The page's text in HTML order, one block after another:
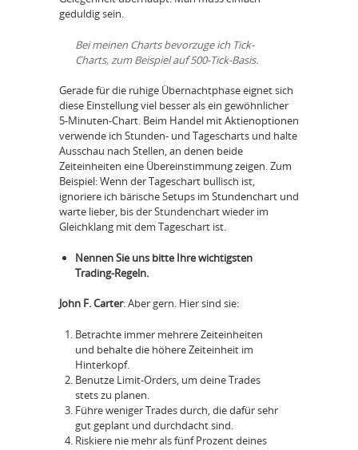
geduldig sein.
Bei meinen Charts bevorzuge ich Tick-
Charts, zum Beispiel auf 500-Tick-Basis.
Gerade für die ruhige Übernachtphase eignet sich
diese Einstellung viel besser als ein gewöhnlicher
5-Minuten-Chart. Beim Handel mit Aktienoptionen
verwende ich Stunden- und Tagescharts und halte
Ausschau nach Stellen, an denen beide
Zeiteinheiten eine Übereinstimmung zeigen. Zum
Beispiel: Wenn der Tageschart bullisch ist,
ignoriere ich bärische Setups im Stundenchart und
warte lieber, bis der Stundenchart wieder im
Gleichklang mit dem Tageschart ist.
Nennen Sie uns bitte Ihre wichtigsten
Trading-Regeln.
John F. Carter: Aber gern. Hier sind sie:
Betrachte immer mehrere Zeiteinheiten
und behalte die höhere Zeiteinheit im
Hinterkopf.
Benutze Limit-Orders, um deine Trades
stets zu planen.
Führe weniger Trades durch, die dafür sehr
gut geplant und durchdacht sind.
Riskiere nie mehr als fünf Prozent deines